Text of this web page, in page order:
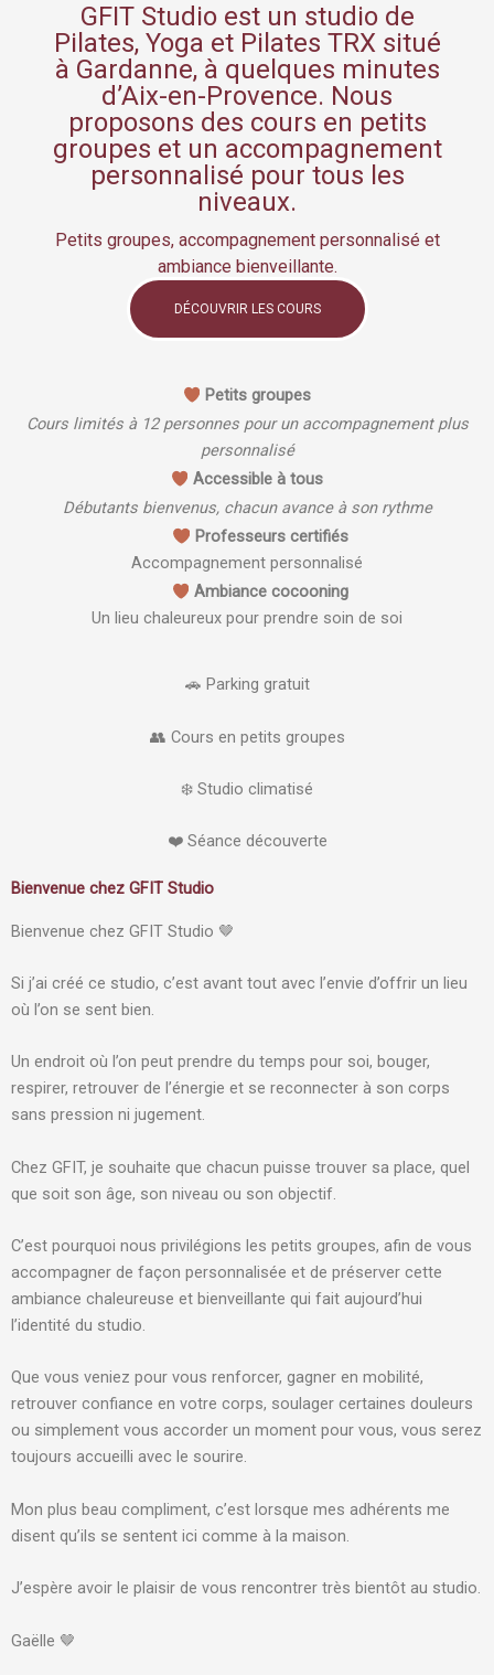
GFIT Studio est un studio de
Pilates, Yoga et Pilates TRX situé
à Gardanne, à quelques minutes
d’Aix-en-Provence. Nous
proposons des cours en petits
groupes et un accompagnement
personnalisé pour tous les
niveaux.
Petits groupes, accompagnement personnalisé et
ambiance bienveillante.
DÉCOUVRIR LES COURS
Petits groupes
Cours limités à 12 personnes pour un accompagnement plus
personnalisé
Accessible à tous
Débutants bienvenus, chacun avance à son rythme
Professeurs certifiés
Accompagnement personnalisé
Ambiance cocooning
Un lieu chaleureux pour prendre soin de soi
🚗 Parking gratuit
👥 Cours en petits groupes
❄️ Studio climatisé
❤️ Séance découverte
Bienvenue chez GFIT Studio
Bienvenue chez GFIT Studio 🤎
Si j’ai créé ce studio, c’est avant tout avec l’envie d’offrir un lieu
où l’on se sent bien.
Un endroit où l’on peut prendre du temps pour soi, bouger,
respirer, retrouver de l’énergie et se reconnecter à son corps
sans pression ni jugement.
Chez GFIT, je souhaite que chacun puisse trouver sa place, quel
que soit son âge, son niveau ou son objectif.
C’est pourquoi nous privilégions les petits groupes, afin de vous
accompagner de façon personnalisée et de préserver cette
ambiance chaleureuse et bienveillante qui fait aujourd’hui
l’identité du studio.
Que vous veniez pour vous renforcer, gagner en mobilité,
retrouver confiance en votre corps, soulager certaines douleurs
ou simplement vous accorder un moment pour vous, vous serez
toujours accueilli avec le sourire.
Mon plus beau compliment, c’est lorsque mes adhérents me
disent qu’ils se sentent ici comme à la maison.
J’espère avoir le plaisir de vous rencontrer très bientôt au studio.
Gaëlle 🤎